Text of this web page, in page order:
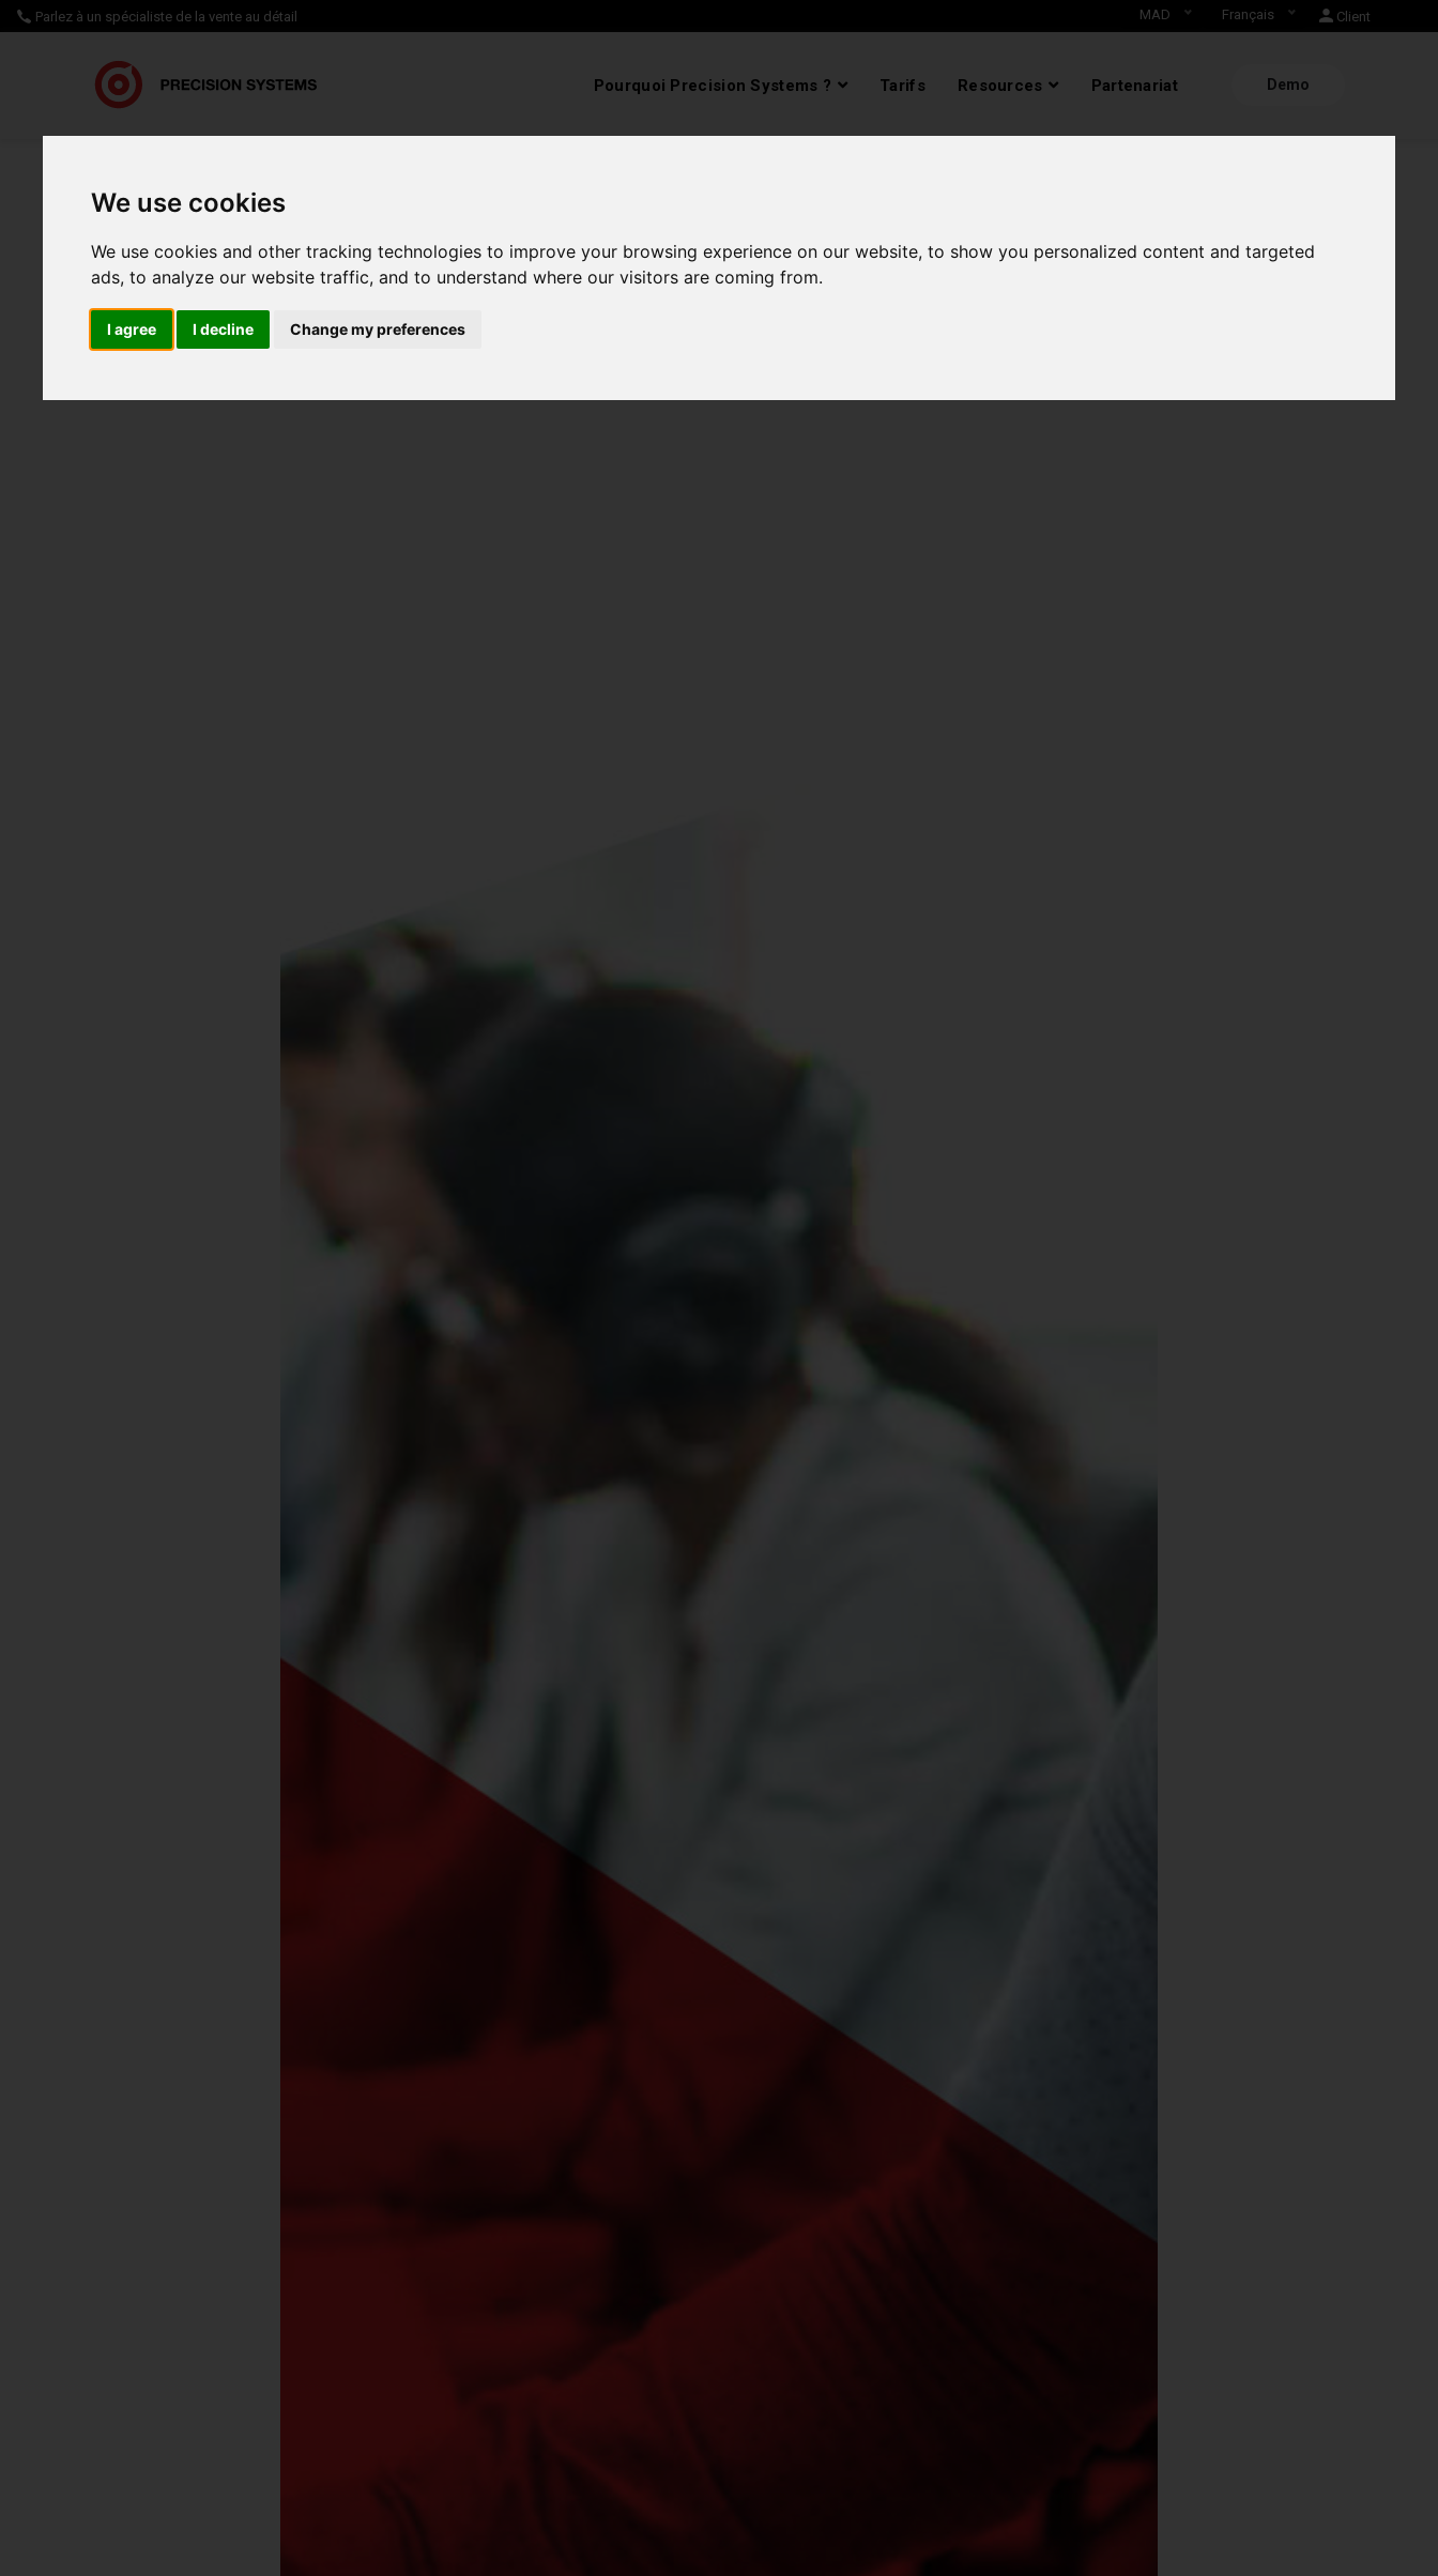
We use cookies
We use cookies and other tracking technologies to improve your browsing experience on our website, to show you personalized content and targeted
ads, to analyze our website traffic, and to understand where our visitors are coming from.
I agree I decline Change my preferences
Parlez à un spécialiste de la vente au détail MAD Français Client
Pourquoi Precision Systems ? Tarifs Resources Partenariat Demo
5 bonnes pratiques pour être le meilleur dans l'esprit de vos clients.
5 bonnes pratiques pour être le meilleur dans
l'esprit de vos clients.